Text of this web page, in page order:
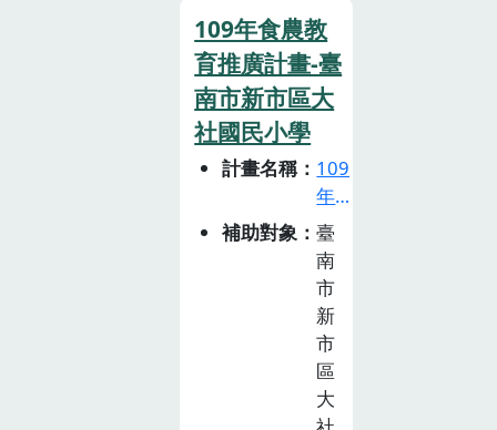
階段是孩子成長
中一個承前啟後
的關鍵階段，
本校將食農教育
學習內涵融入學
校既有的學習課
程中，結合12年
國教課綱教學
目標、海洋資源
永續議題與雙語
教學法，設計主
題性的跨領域合
及學生的學科領
109年食農教
育推廣計畫-臺
南市新市區大
社國民小學
計畫名稱
109
年
食
農
教
育
推
廣
計
畫
補助對象
臺
南
市
新
市
區
大